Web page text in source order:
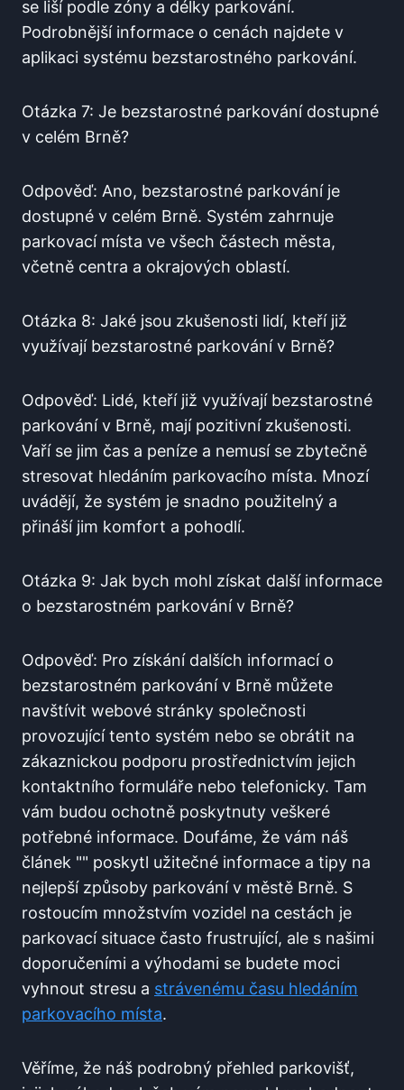
se liší podle zóny a délky ⁢parkování.
Podrobnější ‍informace o cenách najdete v
aplikaci‌ systému ​bezstarostného parkování.
Otázka 7: Je bezstarostné parkování dostupné
v celém Brně?
Odpověď: Ano, bezstarostné parkování je
dostupné v celém Brně. Systém ⁣zahrnuje‍
parkovací místa ve všech částech města,
včetně centra a okrajových ​oblastí.
Otázka 8:⁣ Jaké jsou zkušenosti lidí, kteří ⁣již
⁣využívají bezstarostné ⁤parkování v ‍Brně?
Odpověď: Lidé,⁣ kteří již využívají bezstarostné
parkování v⁤ Brně, mají pozitivní zkušenosti.
Vaří se jim čas a peníze a nemusí ⁢se zbytečně
stresovat hledáním parkovacího místa. Mnozí
uvádějí, že systém je snadno použitelný a
přináší jim komfort a pohodlí.
Otázka ​9:⁣ Jak bych mohl získat další informace
o bezstarostném parkování v Brně?
Odpověď: ​Pro ​získání dalších informací o​
bezstarostném parkování v Brně můžete
navštívit webové stránky společnosti
provozující tento systém nebo ​se obrátit ​na
zákaznickou podporu prostřednictvím jejich
kontaktního formuláře nebo telefonicky. ​Tam⁣
vám budou ochotně ⁢poskytnuty ⁤veškeré
potřebné informace. Doufáme, že vám náš
článek "" poskytl užitečné informace a tipy na
nejlepší způsoby parkování v městě Brně. S
rostoucím ‌množstvím⁣ vozidel ​na cestách je
parkovací situace‍ často frustrující, ale​ s našimi
doporučeními a výhodami se budete moci
vyhnout stresu ​a strávenému času hledáním⁣
parkovacího místa.
Věříme,‌ že náš podrobný přehled parkovišť,